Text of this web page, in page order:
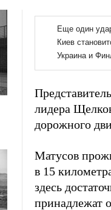
лидера
дорожного
Матусов
в 15
здесь
принадлежат